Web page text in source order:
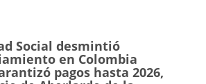
Social desmintió
en Colombia
pagos hasta 2026,